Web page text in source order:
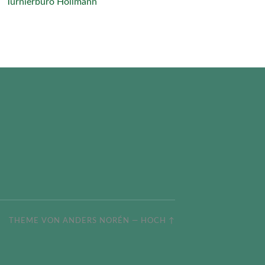
THEME VON ANDERS NORÉN — HOCH ↑